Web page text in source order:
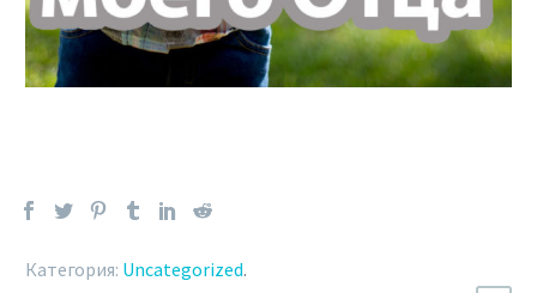
Категория: Uncategorized.